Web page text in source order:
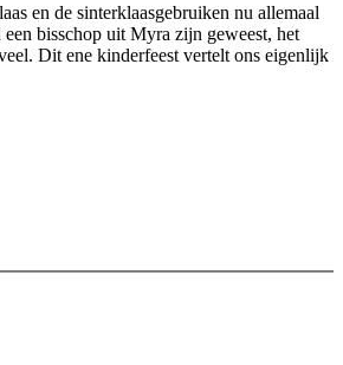
en de sinterklaasgebruiken nu allemaal
bisschop uit Myra zijn geweest, het
Dit ene kinderfeest vertelt ons eigenlijk